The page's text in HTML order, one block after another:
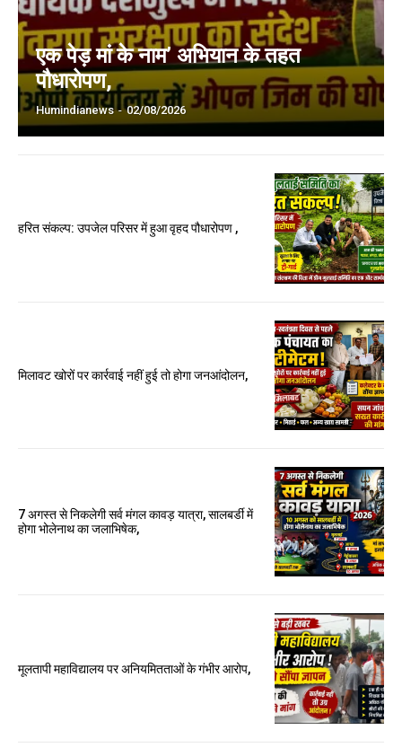
एक पेड़ मां के नाम’ अभियान के तहत
पौधारोपण,
Humindianews - 02/08/2026
हरित संकल्प: उपजेल परिसर में हुआ वृहद पौधारोपण ,
मिलावट खोरों पर कार्रवाई नहीं हुई तो होगा जनआंदोलन,
7 अगस्त से निकलेगी सर्व मंगल कावड़ यात्रा, सालबर्डी में
होगा भोलेनाथ का जलाभिषेक,
मूलतापी महाविद्यालय पर अनियमितताओं के गंभीर आरोप,